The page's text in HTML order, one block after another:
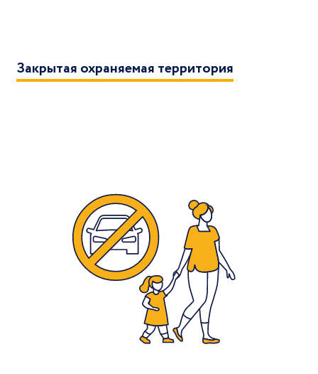
Закрытая охраняемая территория